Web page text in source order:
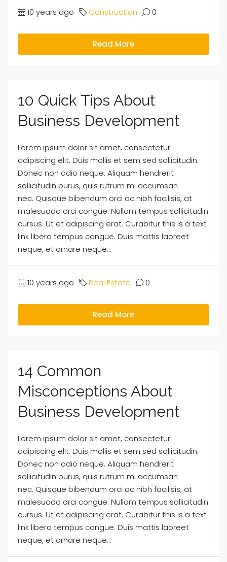
10 years ago Construction 0
Read More
10 Quick Tips About
Business Development
Lorem ipsum dolor sit amet, consectetur
adipiscing elit. Duis mollis et sem sed sollicitudin.
Donec non odio neque. Aliquam hendrerit
sollicitudin purus, quis rutrum mi accumsan
nec. Quisque bibendum orci ac nibh facilisis, at
malesuada orci congue. Nullam tempus sollicitudin
cursus. Ut et adipiscing erat. Curabitur this is a text
link libero tempus congue. Duis mattis laoreet
neque, et ornare neque...
10 years ago Real Estate 0
Read More
14 Common
Misconceptions About
Business Development
Lorem ipsum dolor sit amet, consectetur
adipiscing elit. Duis mollis et sem sed sollicitudin.
Donec non odio neque. Aliquam hendrerit
sollicitudin purus, quis rutrum mi accumsan
nec. Quisque bibendum orci ac nibh facilisis, at
malesuada orci congue. Nullam tempus sollicitudin
cursus. Ut et adipiscing erat. Curabitur this is a text
link libero tempus congue. Duis mattis laoreet
neque, et ornare neque...